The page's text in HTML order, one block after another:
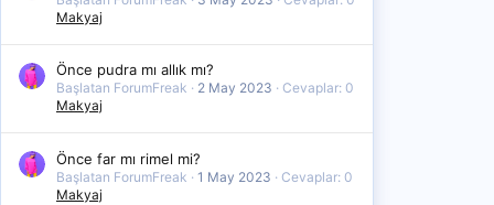
Makyaj
Önce pudra mı allık mı?
Başlatan ForumFreak 2 May 2023
Cevaplar: 0
Makyaj
Önce far mı rimel mi?
Başlatan ForumFreak 1 May 2023
Cevaplar: 0
Makyaj